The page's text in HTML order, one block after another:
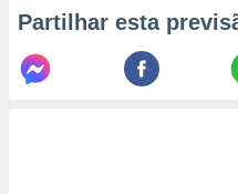
Partilhar esta